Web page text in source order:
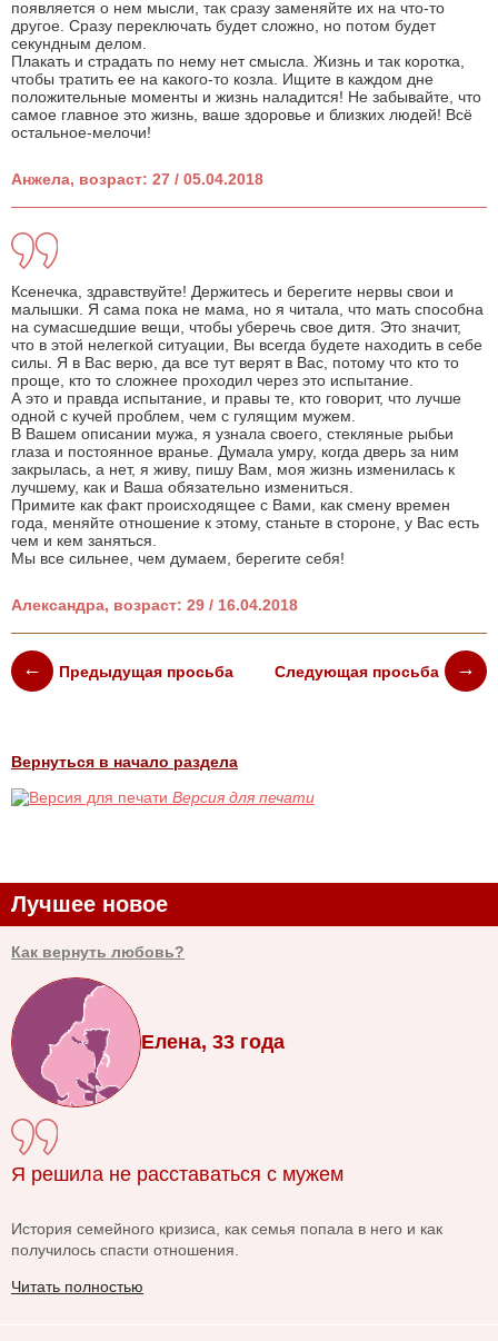
появляется о нем мысли, так сразу заменяйте их на что-то
другое. Сразу переключать будет сложно, но потом будет
секундным делом.
Плакать и страдать по нему нет смысла. Жизнь и так коротка,
чтобы тратить ее на какого-то козла. Ищите в каждом дне
положительные моменты и жизнь наладится! Не забывайте, что
самое главное это жизнь, ваше здоровье и близких людей! Всё
остальное-мелочи!
Анжела, возраст: 27 / 05.04.2018
Ксенечка, здравствуйте! Держитесь и берегите нервы свои и
малышки. Я сама пока не мама, но я читала, что мать способна
на сумасшедшие вещи, чтобы уберечь свое дитя. Это значит,
что в этой нелегкой ситуации, Вы всегда будете находить в себе
силы. Я в Вас верю, да все тут верят в Вас, потому что кто то
проще, кто то сложнее проходил через это испытание.
А это и правда испытание, и правы те, кто говорит, что лучше
одной с кучей проблем, чем с гулящим мужем.
В Вашем описании мужа, я узнала своего, стекляные рыбьи
глаза и постоянное вранье. Думала умру, когда дверь за ним
закрылась, а нет, я живу, пишу Вам, моя жизнь изменилась к
лучшему, как и Ваша обязательно измениться.
Примите как факт происходящее с Вами, как смену времен
года, меняйте отношение к этому, станьте в стороне, у Вас есть
чем и кем заняться.
Мы все сильнее, чем думаем, берегите себя!
Александра, возраст: 29 / 16.04.2018
Предыдущая просьба Следующая просьба
Вернуться в начало раздела
Версия для печати
Лучшее новое
Как вернуть любовь?
Елена, 33 года
Я решила не расставаться с мужем
История семейного кризиса, как семья попала в него и как
получилось спасти отношения.
Читать полностью